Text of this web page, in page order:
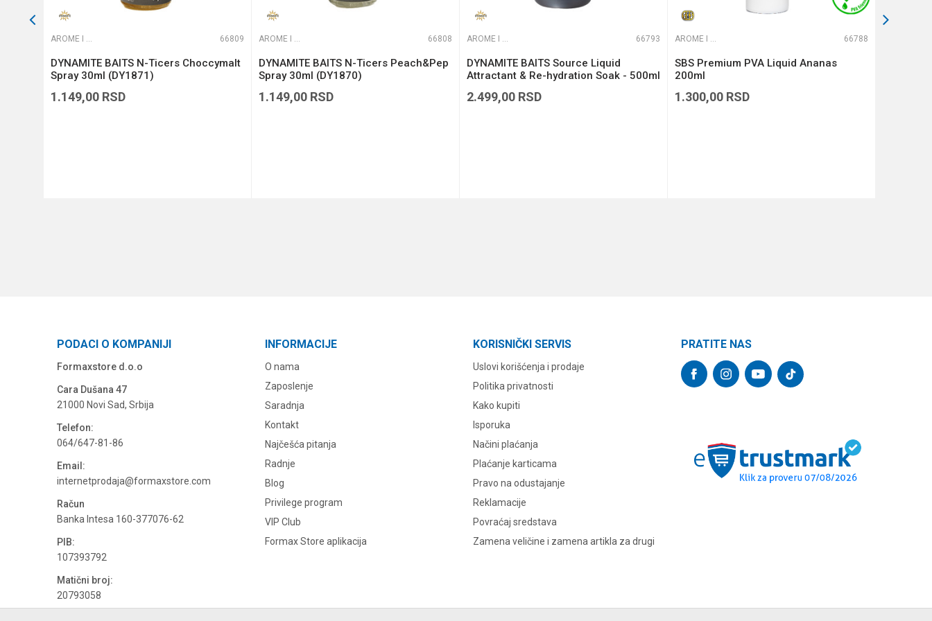
AROME I ADITIVI 66809
DYNAMITE BAITS N-Ticers Choccymalt
Spray 30ml (DY1871)
1.149,00 RSD
AROME I ADITIVI 66808
DYNAMITE BAITS N-Ticers Peach&Pep
Spray 30ml (DY1870)
1.149,00 RSD
AROME I ADITIVI 66793
DYNAMITE BAITS Source Liquid
Attractant & Re-hydration Soak - 500ml
2.499,00 RSD
AROME I ADITIVI 66788
SBS Premium PVA Liquid Ananas
200ml
1.300,00 RSD
PODACI O KOMPANIJI
Formaxstore d.o.o
Cara Dušana 47
21000 Novi Sad, Srbija
Telefon:
064/647-81-86
Email:
internetprodaja@formaxstore.com
Račun
Banka Intesa 160-377076-62
PIB:
107393792
Matični broj:
20793058
INFORMACIJE
O nama
Zaposlenje
Saradnja
Kontakt
Najčešća pitanja
Radnje
Blog
Privilege program
VIP Club
Formax Store aplikacija
KORISNIČKI SERVIS
Uslovi korišćenja i prodaje
Politika privatnosti
Kako kupiti
Isporuka
Načini plaćanja
Plaćanje karticama
Pravo na odustajanje
Reklamacije
Povraćaj sredstava
Zamena veličine i zamena artikla za drugi
PRATITE NAS